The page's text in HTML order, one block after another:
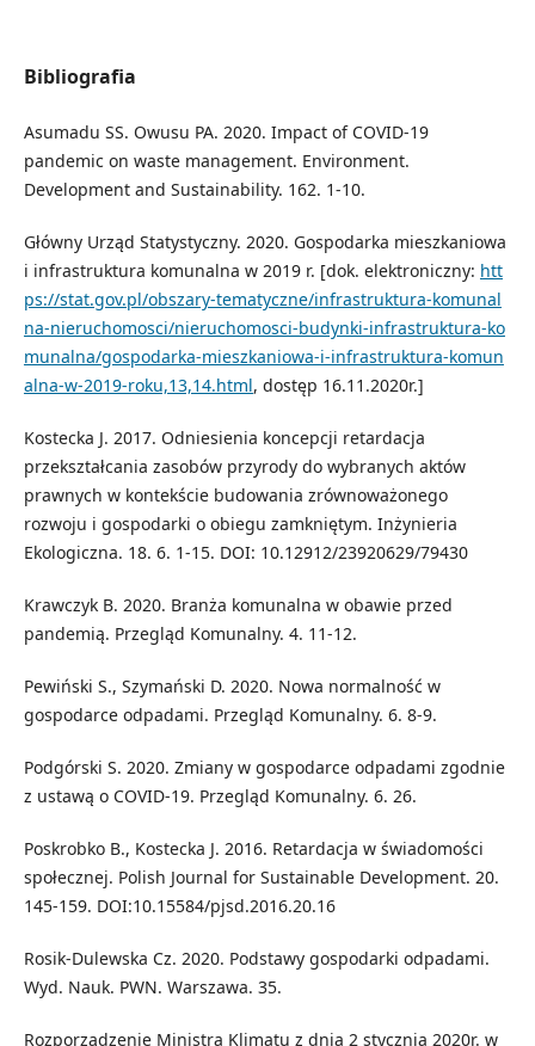
Bibliografia
Asumadu SS. Owusu PA. 2020. Impact of COVID-19
pandemic on waste management. Environment.
Development and Sustainability. 162. 1-10.
Główny Urząd Statystyczny. 2020. Gospodarka mieszkaniowa
i infrastruktura komunalna w 2019 r. [dok. elektroniczny: htt
ps://stat.gov.pl/obszary-tematyczne/infrastruktura-komunal
na-nieruchomosci/nieruchomosci-budynki-infrastruktura-ko
munalna/gospodarka-mieszkaniowa-i-infrastruktura-komun
alna-w-2019-roku,13,14.html, dostęp 16.11.2020r.]
Kostecka J. 2017. Odniesienia koncepcji retardacja
przekształcania zasobów przyrody do wybranych aktów
prawnych w kontekście budowania zrównoważonego
rozwoju i gospodarki o obiegu zamkniętym. Inżynieria
Ekologiczna. 18. 6. 1-15. DOI: 10.12912/23920629/79430
Krawczyk B. 2020. Branża komunalna w obawie przed
pandemią. Przegląd Komunalny. 4. 11-12.
Pewiński S., Szymański D. 2020. Nowa normalność w
gospodarce odpadami. Przegląd Komunalny. 6. 8-9.
Podgórski S. 2020. Zmiany w gospodarce odpadami zgodnie
z ustawą o COVID-19. Przegląd Komunalny. 6. 26.
Poskrobko B., Kostecka J. 2016. Retardacja w świadomości
społecznej. Polish Journal for Sustainable Development. 20.
145-159. DOI:10.15584/pjsd.2016.20.16
Rosik-Dulewska Cz. 2020. Podstawy gospodarki odpadami.
Wyd. Nauk. PWN. Warszawa. 35.
Rozporządzenie Ministra Klimatu z dnia 2 stycznia 2020r. w